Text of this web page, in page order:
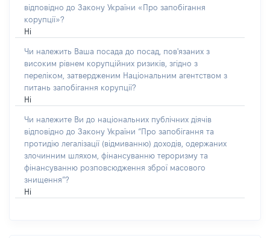
відповідно до Закону України «Про запобігання
корупції»?
Ні
Чи належить Ваша посада до посад, пов'язаних з
високим рівнем корупційних ризиків, згідно з
переліком, затвердженим Національним агентством з
питань запобігання корупції?
Ні
Чи належите Ви до національних публічних діячів
відповідно до Закону України “Про запобігання та
протидію легалізації (відмиванню) доходів, одержаних
злочинним шляхом, фінансуванню тероризму та
фінансуванню розповсюдження зброї масового
знищення”?
Ні